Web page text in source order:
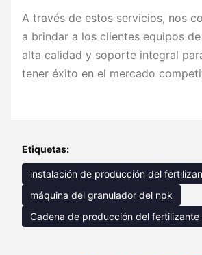
A través de estos servicios, nos
a brindar a los clientes equipos
alta calidad y soporte integral
tener éxito en el mercado
Etiquetas:
instalación de producción del
máquina del granulador del npk
Cadena de producción del fertilizante